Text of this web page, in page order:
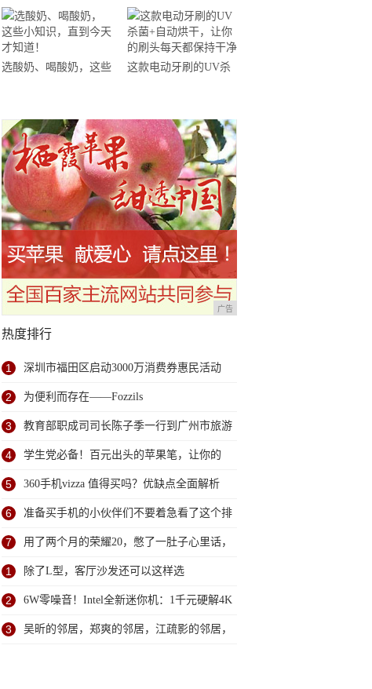
市
2019国际垂直马拉松超
级精英赛顺德海骏达中
心站欢乐开跑
选酸奶、喝酸奶，这些
这款电动牙刷的UV杀
广告
热度排行
1 深圳市福田区启动3000万消费券惠民活动
2 为便利而存在——Fozzils
3 教育部职成司司长陈子季一行到广州市旅游
商务职业学校考察调研
4 学生党必备！百元出头的苹果笔，让你的
iPad成为学习神器
5 360手机vizza 值得买吗？优缺点全面解析
6 准备买手机的小伙伴们不要着急看了这个排
行榜再决定买哪款手机吧
7 用了两个月的荣耀20，憋了一肚子心里话，
今天终于一吐为快
1 除了L型，客厅沙发还可以这样选
2 6W零噪音！Intel全新迷你机：1千元硬解4K
3 吴昕的邻居，郑爽的邻居，江疏影的邻居，